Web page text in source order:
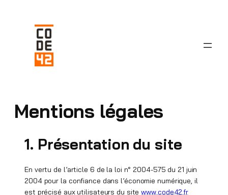
contenu
Mentions légales
1. Présentation du site
En vertu de l’article 6 de la loi n° 2004-575 du 21 juin
2004 pour la confiance dans l’économie numérique, il
est précisé aux utilisateurs du sitewww.code42.fr